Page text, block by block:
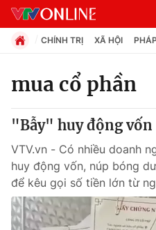
Chuyên mục
Xã hội
Pháp luật
CHÍNH TRỊ XÃ HỘI
mua cổ phần
"Bẫy" huy động vốn
VTV.vn - Có nhiều doanh
huy động vốn, núp bóng
để kêu gọi số tiền lớn từ